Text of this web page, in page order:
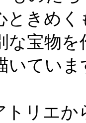
ときめく
な宝物を
いていま
リエか